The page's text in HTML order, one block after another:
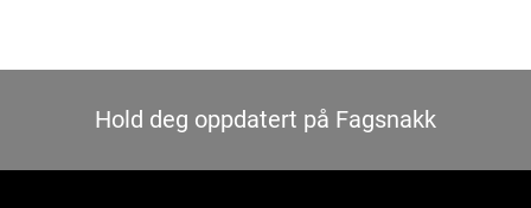
Hold deg oppdatert på Fagsnakk